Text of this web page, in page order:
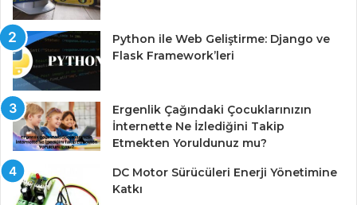
Python ile Web Geliştirme: Django ve
Flask Framework’leri
Ergenlik Çağındaki Çocuklarınızın
İnternette Ne İzlediğini Takip
Etmekten Yoruldunuz mu?
DC Motor Sürücüleri Enerji Yönetimine
Katkı